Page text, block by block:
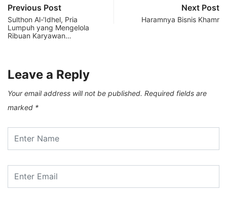
Previous Post
Sulthon Al-‘Idhel, Pria
Lumpuh yang Mengelola
Ribuan Karyawan…
Next Post
Haramnya Bisnis Khamr
Leave a Reply
Your email address will not be published. Required fields are
marked *